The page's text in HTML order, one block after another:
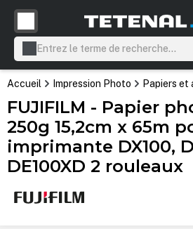
principal
Accueil Impression Photo Papiers et
FUJIFILM - Papier
250g 15,2cm x 65m
imprimante DX100,
DE100XD 2 rouleaux